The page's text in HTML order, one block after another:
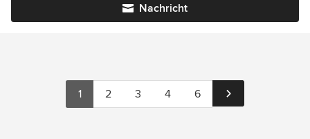
Nachricht
1 2 3 4 6